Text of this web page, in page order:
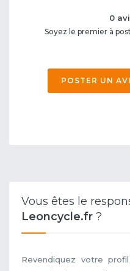
0
Soyez le premier à
POSTER UN
Vous êtes le
Leoncycle.fr ?
Revendiquez votre